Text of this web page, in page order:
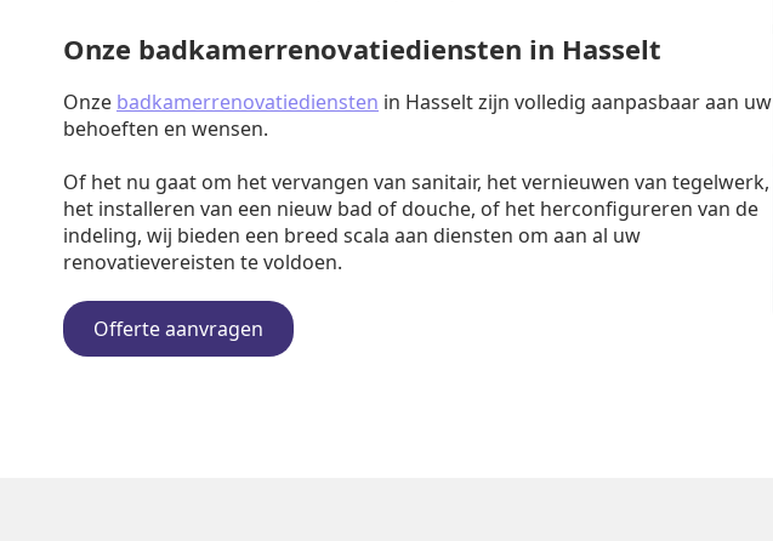
Onze badkamerrenovatiediensten in Hasselt
Onze badkamerrenovatiediensten in Hasselt zijn volledig aanpasbaar aan uw
behoeften en wensen.
Of het nu gaat om het vervangen van sanitair, het vernieuwen van tegelwerk,
het installeren van een nieuw bad of douche, of het herconfigureren van de
indeling, wij bieden een breed scala aan diensten om aan al uw
renovatievereisten te voldoen.
Offerte aanvragen